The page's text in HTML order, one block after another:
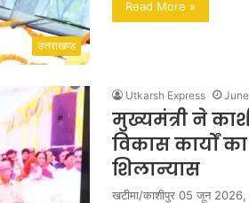
उत्तराखण्ड
Read More »
Utkarsh Express
मुख्यमंत्री ने
विकास कार्यों
शिलान्यास
खटीमा/काशीपुर 05 जून 2026,